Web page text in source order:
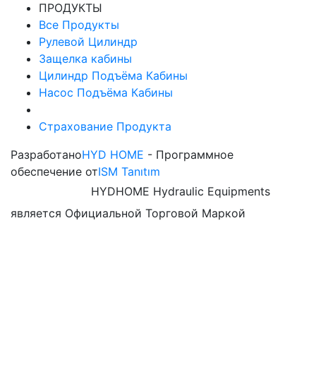
ПРОДУКТЫ
Все Продукты
Рулевой Цилиндр
Защелка кабины
Цилиндр Подъёма Кабины
Насос Подъёма Кабины
Страхование Продукта
РазработаноHYD HOME - Программное
обеспечение отISM Tanıtım
HYDHOME Hydraulic Equipments
является Официальной Торговой Маркой